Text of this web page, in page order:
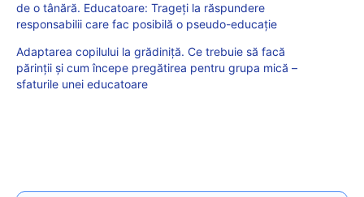
de o tânără. Educatoare: Trageți la răspundere
responsabilii care fac posibilă o pseudo-educație
Adaptarea copilului la grădiniță. Ce trebuie să facă
părinții și cum începe pregătirea pentru grupa mică –
sfaturile unei educatoare